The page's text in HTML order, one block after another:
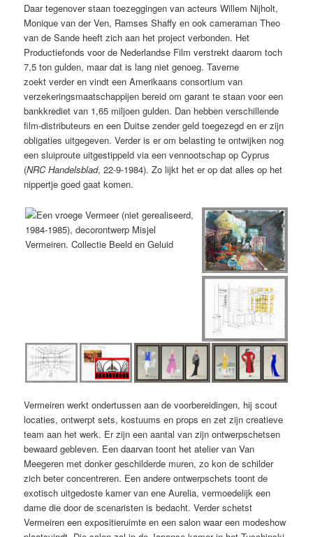
Daar tegenover staan toezeggingen van acteurs Willem Nijholt,
Monique van der Ven, Ramses Shaffy en ook cameraman Theo
van de Sande heeft zich aan het project verbonden. Het
Productiefonds voor de Nederlandse Film verstrekt daarom toch
7,5 ton gulden, maar dat is lang niet genoeg. Taverne
zoekt verder en vindt een Amerikaans consortium van
verzekeringsmaatschappijen bereid om garant te staan voor een
bankkrediet van 1,65 miljoen gulden. Dan hebben verschillende
film-distributeurs en een Duitse zender geld toegezegd en er zijn
obligaties uitgegeven. Verder is er om belasting te ontwijken nog
een sluiproute uitgestippeld via een vennootschap op Cyprus
(NRC Handelsblad, 22-9-1984). Zo lijkt het er op dat alles op het
nippertje goed gaat komen.
Vermeiren werkt ondertussen aan de voorbereidingen, hij scout
locaties, ontwerpt sets, kostuums en props en zet zijn creatieve
team aan het werk. Er zijn een aantal van zijn ontwerpschetsen
bewaard gebleven. Een daarvan toont het atelier van Van
Meegeren met donker geschilderde muren, zo kon de schilder
zich beter concentreren. Een andere ontwerpschets toont de
exotisch uitgedoste kamer van ene Aurelia, vermoedelijk een
dame die door de scenaristen is bedacht. Verder schetst
Vermeiren een expositieruimte en een salon waar een modeshow